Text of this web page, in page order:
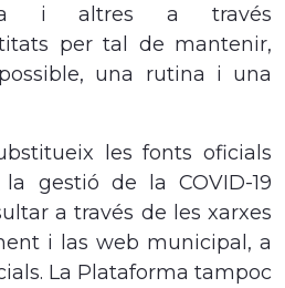
i altres a través
per tal de mantenir,
una rutina i una
les fonts oficials
gestió de la COVID-19
a través de les xarxes
i las web municipal, a
La Plataforma tampoc